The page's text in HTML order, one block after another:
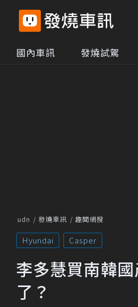
國內車訊 發燒試駕
udn 發燒車訊 趣聞網搜
Hyundai Casper
李多慧買南韓
了？